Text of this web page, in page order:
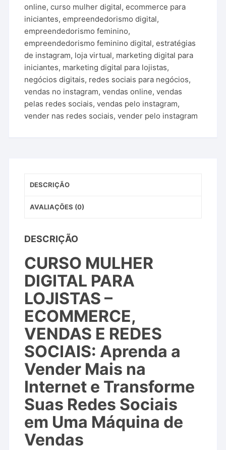
online,curso mulher digital,ecommerce para
iniciantes,empreendedorismo digital,
empreendedorismo feminino,
empreendedorismo feminino digital,estratégias
de instagram, loja virtual, marketing digital para
iniciantes, marketing digital para lojistas,
negócios digitais, redes sociais para negócios,
vendas no instagram,vendas online,vendas
pelas redes sociais,vendas pelo instagram,
vender nas redes sociais,vender pelo instagram
DESCRIÇÃO
AVALIAÇÕES (0)
DESCRIÇÃO
CURSO MULHER
DIGITAL PARA
LOJISTAS –
ECOMMERCE,
VENDAS E REDES
SOCIAIS: Aprenda a
Vender Mais na
Internet e Transforme
Suas Redes Sociais
em Uma Máquina de
Vendas